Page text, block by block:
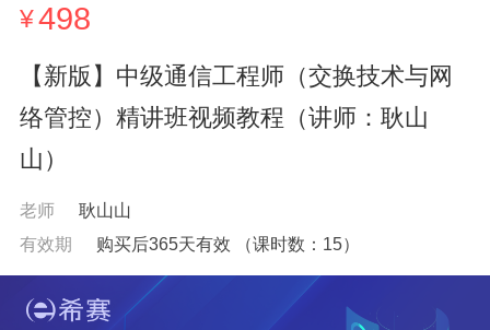
¥498
【新版】中级通信工程师（交换技术与网
络管控）精讲班视频教程（讲师：耿山
山）
老师
耿山山
有效期
购买后365天有效 （课时数： 15）